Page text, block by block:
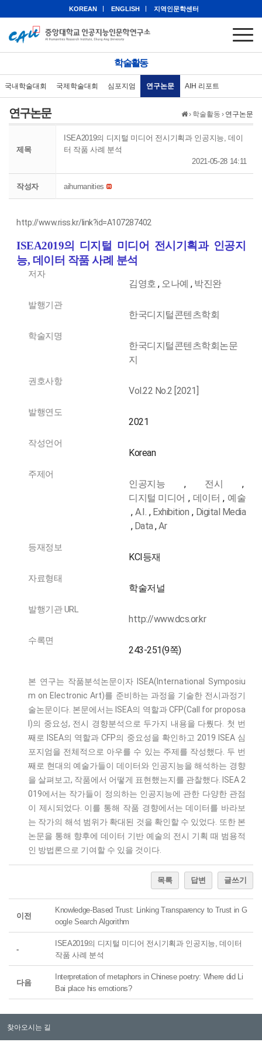
KOREAN ENGLISH 지역인문학센터
학술활동
국내학술대회 국제학술대회 심포지엄 연구논문 AIH 리포트
› 학술활동 › 연구논문
연구논문
제목
ISEA2019의 디지털 미디어 전시기획과 인공지능, 데이
터 작품 사례 분석
2021-05-28 14:11
작성자 aihumanities
http://www.riss.kr/link?id=A107287402
ISEA2019의 디지털 미디어 전시기획과 인공지
능, 데이터 작품 사례 분석
저자
김영호 , 오나예 , 박진완
발행기관
한국디지털콘텐츠학회
학술지명
한국디지털콘텐츠학회논문
지
권호사항
Vol.22 No.2 [2021]
발행연도
2021
작성언어
Korean
주제어
인공지능 , 전시 ,
디지털 미디어 , 데이터 , 예술
,A.I. , Exhibition , Digital Media
, Data,Ar
등재정보
KCI등재
자료형태
학술저널
발행기관 URL
http://www.dcs.or.kr
수록면
243-251(9쪽)
본 연구는 작품분석논문이자 ISEA(International Symposiu
m on Electronic Art)를 준비하는 과정을 기술한 전시과정기
술논문이다. 본문에서는 ISEA의 역할과 CFP(Call for proposa
l)의 중요성, 전시 경향분석으로 두가지 내용을 다뤘다. 첫 번
째로 ISEA의 역할과 CFP의 중요성을 확인하고 2019 ISEA 심
포지엄을 전체적으로 아우를 수 있는 주제를 작성했다. 두 번
째로 현대의 예술가들이 데이터와 인공지능을 해석하는 경향
을 살펴보고, 작품에서 어떻게 표현했는지를 관찰했다. ISEA 2
019에서는 작가들이 정의하는 인공지능에 관한 다양한 관점
이 제시되었다. 이를 통해 작품 경향에서는 데이터를 바라보
는 작가의 해석 범위가 확대된 것을 확인할 수 있었다. 또한 본
논문을 통해 향후에 데이터 기반 예술의 전시 기획 때 범용적
인 방법론으로 기여할 수 있을 것이다.
목록 답변 글쓰기
이전
Knowledge-Based Trust: Linking Transparency to Trust in G
oogle Search Algorithm
-
ISEA2019의 디지털 미디어 전시기획과 인공지능, 데이터
작품 사례 분석
다음
Interpretation of metaphors in Chinese poetry: Where did Li
Bai place his emotions?
찾아오시는 길